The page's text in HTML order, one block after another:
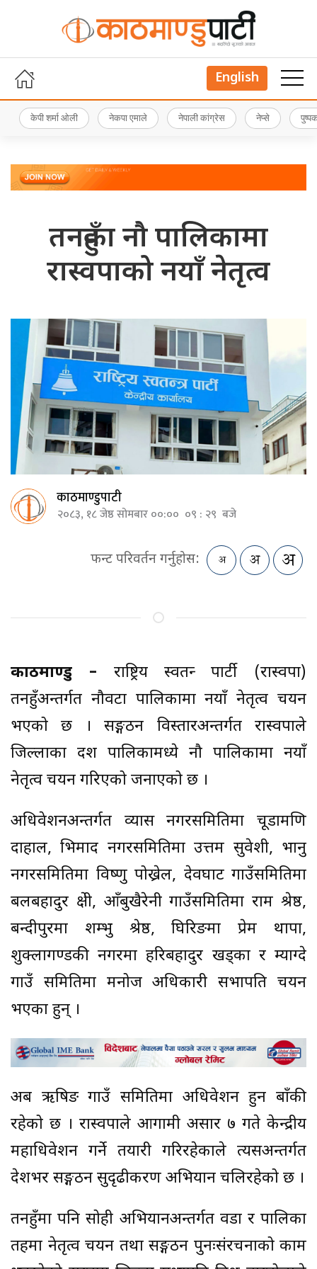
English
केपी शर्मा ओली नेकपा एमाले नेपाली कांग्रेस नेप्से
तनहुँका नौ पालिकामा
रास्वपाको नयाँ नेतृत्व
काठमाण्डुपाटी
२०८३, १८ जेष्ठ सोमबार ००:०० ०९ : २९ बजे
फन्ट परिवर्तन गर्नुहोस:
काठमाण्डु – राष्ट्रिय स्वतन्त्र पार्टी (रास्वपा)
तनहुँअन्तर्गत नौवटा पालिकामा नयाँ नेतृत्व चयन
भएको छ । सङ्गठन विस्तारअन्तर्गत रास्वपाले
जिल्लाका दश पालिकामध्ये नौ पालिकामा नयाँ
नेतृत्व चयन गरिएको जनाएको छ ।
अधिवेशनअन्तर्गत व्यास नगरसमितिमा चूडामणि
दाहाल, भिमाद नगरसमितिमा उत्तम सुवेशी, भानु
नगरसमितिमा विष्णु पोख्रेल, देवघाट गाउँसमितिमा
बलबहादुर क्षेत्री, आँबुखैरेनी गाउँसमितिमा राम श्रेष्ठ,
बन्दीपुरमा शम्भु श्रेष्ठ, घिरिङमा प्रेम थापा,
शुक्लागण्डकी नगरमा हरिबहादुर खड्का र म्याग्दे
गाउँ समितिमा मनोज अधिकारी सभापति चयन
भएका हुन् ।
अब ऋषिङ गाउँ समितिमा अधिवेशन हुन बाँकी
रहेको छ । रास्वपाले आगामी असार ७ गते केन्द्रीय
महाधिवेशन गर्ने तयारी गरिरहेकाले त्यसअन्तर्गत
देशभर सङ्गठन सुदृढीकरण अभियान चलिरहेको छ ।
तनहुँमा पनि सोही अभियानअन्तर्गत वडा र पालिका
तहमा नेतृत्व चयन तथा सङ्गठन पुनःसंरचनाको काम